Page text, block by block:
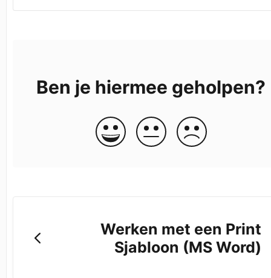
Ben je hiermee geholpen?
Werken met een Print
Sjabloon (MS Word)